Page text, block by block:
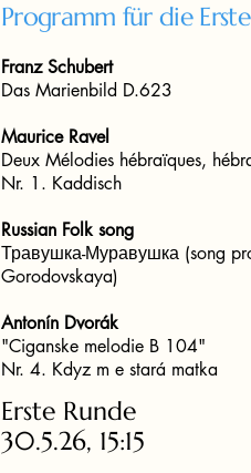
Programm für die
Franz Schubert
Das Marienbild D.623
Maurice Ravel
Deux Mélodies hébraïques,
Nr. 1. Kaddisch
Russian Folk song
Травушка-Муравушка (song
Gorodovskaya)
Antonín Dvorák
"Ciganske melodie B 104"
Nr. 4. Kdyz m e stará matka
Erste Runde
30.5.26, 15:15